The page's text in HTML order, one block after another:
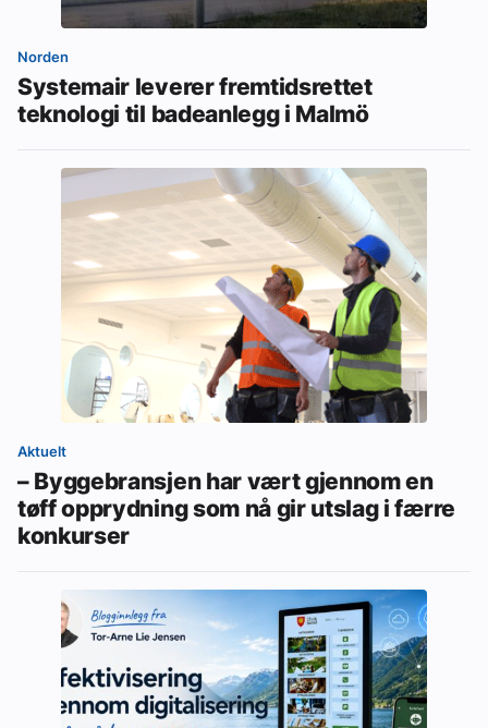
Norden
Systemair leverer fremtidsrettet
teknologi til badeanlegg i Malmö
Aktuelt
– Byggebransjen har vært gjennom en
tøff opprydning som nå gir utslag i færre
konkurser